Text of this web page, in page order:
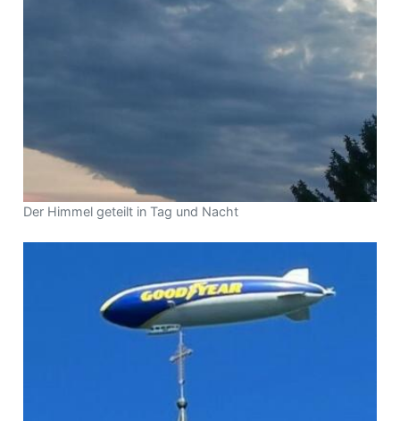
Der Himmel geteilt in Tag und Nacht